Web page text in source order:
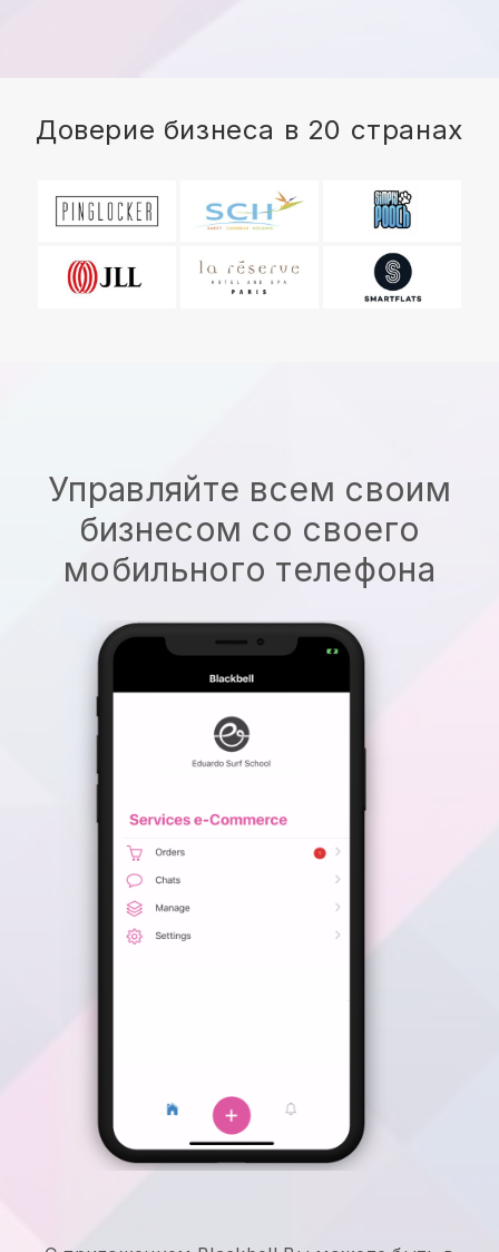
Доверие бизнеса в 20 странах
Управляйте всем своим
бизнесом со своего
мобильного телефона